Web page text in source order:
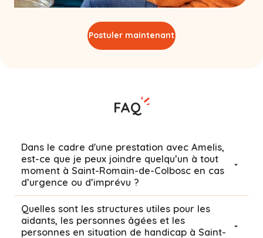
Postuler maintenant
FAQ
Dans le cadre d'une prestation avec Amelis,
est-ce que je peux joindre quelqu’un à tout
moment à Saint-Romain-de-Colbosc en cas
d’urgence ou d’imprévu ?
Quelles sont les structures utiles pour les
aidants, les personnes âgées et les
personnes en situation de handicap à Saint-